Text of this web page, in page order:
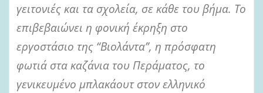
γειτονιές και τα σχολεία, σε κάθε του βήμα. Το
επιβεβαιώνει η φονική έκρηξη στο
εργοστάσιο της “Βιολάντα”, η πρόσφατη
φωτιά στα καζάνια του Περάματος, το
γενικευμένο μπλακάουτ στον ελληνικό